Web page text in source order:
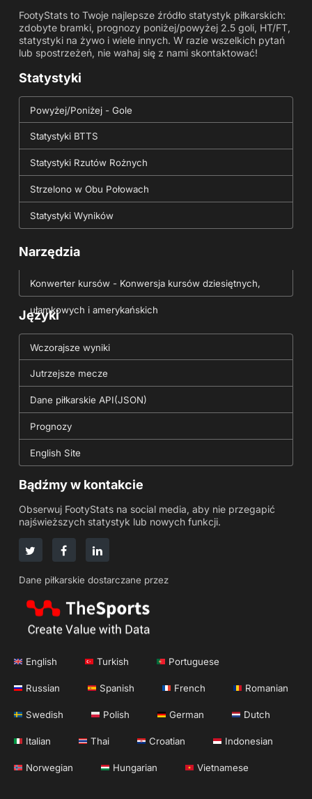
FootyStats to Twoje najlepsze źródło statystyk piłkarskich:
zdobyte bramki, prognozy poniżej/powyżej 2.5 goli, HT/FT,
statystyki na żywo i wiele innych. W razie wszelkich pytań
lub spostrzeżeń, nie wahaj się z nami skontaktować!
Statystyki
Powyżej/Poniżej - Gole
Statystyki BTTS
Statystyki Rzutów Rożnych
Strzelono w Obu Połowach
Statystyki Wyników
Narzędzia
Konwerter kursów - Konwersja kursów dziesiętnych,
ułamkowych i amerykańskich
Języki
Wczorajsze wyniki
Jutrzejsze mecze
Dane piłkarskie API(JSON)
Prognozy
English Site
Bądźmy w kontakcie
Obserwuj FootyStats na social media, aby nie przegapić
najświeższych statystyk lub nowych funkcji.
Dane piłkarskie dostarczane przez
English Turkish Portuguese
Russian Spanish French Romanian
Swedish Polish German Dutch
Italian Thai Croatian Indonesian
Norwegian Hungarian Vietnamese